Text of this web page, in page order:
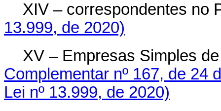
XIV – correspondentes no
13.999, de 2020)
XV – Empresas Simples
Complementar nº 167, de 24
Lei nº 13.999, de 2020)